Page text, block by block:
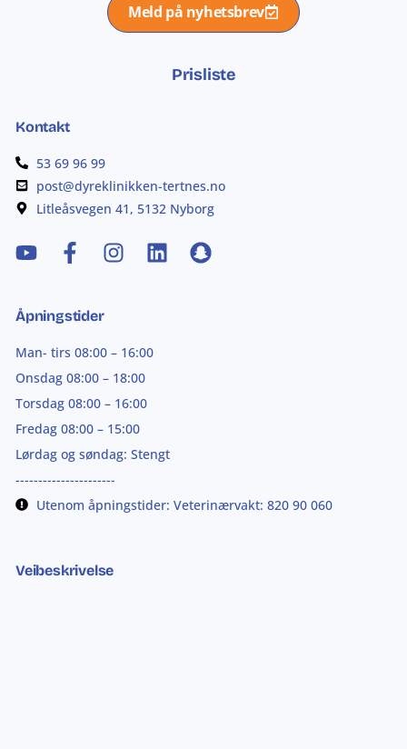
Meld på nyhetsbrev
Prisliste
Kontakt
53 69 96 99
post@dyreklinikken-tertnes.no
Litleåsvegen 41, 5132 Nyborg
Åpningstider
Man- tirs 08:00 – 16:00
Onsdag 08:00 – 18:00
Torsdag 08:00 – 16:00
Fredag 08:00 – 15:00
Lørdag og søndag: Stengt
----------------------
Utenom åpningstider: Veterinærvakt: 820 90 060
Veibeskrivelse